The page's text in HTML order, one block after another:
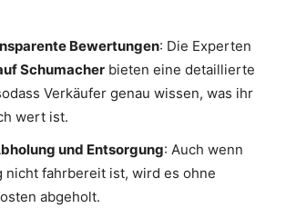
Bewertungen: Die Experten
Schumacher bieten eine detaillierte
Verkäufer genau wissen, was ihr
wert ist.
und Entsorgung: Auch wenn
nicht fahrbereit ist, wird es ohne
abgeholt.